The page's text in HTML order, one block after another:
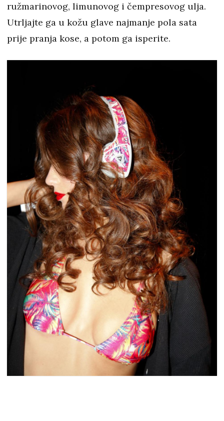
ružmarinovog, limunovog i čempresovog ulja.
Utrljajte ga u kožu glave najmanje pola sata
prije pranja kose, a potom ga isperite.